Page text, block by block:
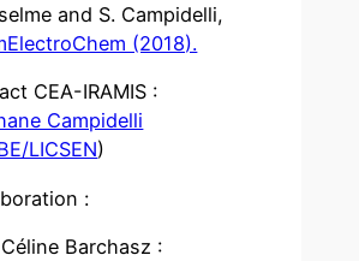
and S. Campidelli,
(2018).
CEA-IRAMIS :
Campidelli
LICSEN)
:
Céline Barchasz :